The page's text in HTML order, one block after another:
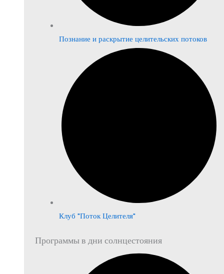
Познание и раскрытие целительских потоков
Клуб "Поток Целителя"
Программы в дни солнцестояния